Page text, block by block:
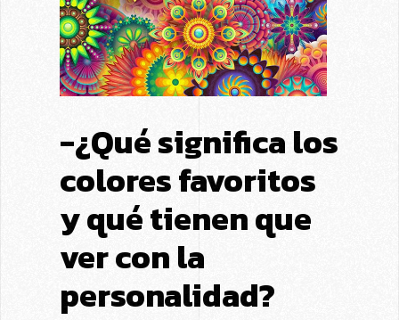
-¿Qué significa los
colores favoritos
y qué tienen que
ver con la
personalidad?